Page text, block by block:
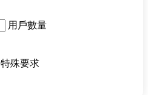
用戶數量
特殊要求